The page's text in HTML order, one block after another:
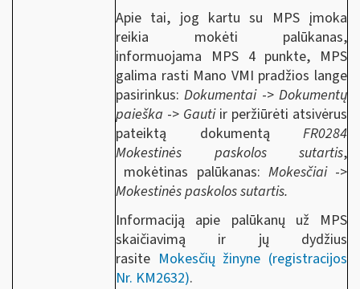
Apie tai, jog kartu su MPS įmoka
reikia mokėti palūkanas,
informuojama MPS 4 punkte, MPS
galima rasti Mano VMI pradžios lange
pasirinkus: Dokumentai ->Dokumentų
paieška -> Gautiir peržiūrėti atsivėrus
pateiktą dokumentą FR0284
Mokestinės paskolos sutartis,
mokėtinas palūkanas: Mokesčiai->
Mokestinės paskolos sutartis.
Informaciją apie palūkanų už MPS
skaičiavimą ir jų dydžius
rasite Mokesčių žinyne (registracijos
Nr. KM2632).